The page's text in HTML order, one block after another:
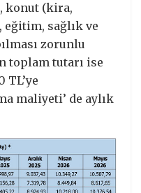
konut (kira,
eğitim, sağlık ve
zorunlu
toplam tutarı ise
TL’ye
maliyeti’ de aylık